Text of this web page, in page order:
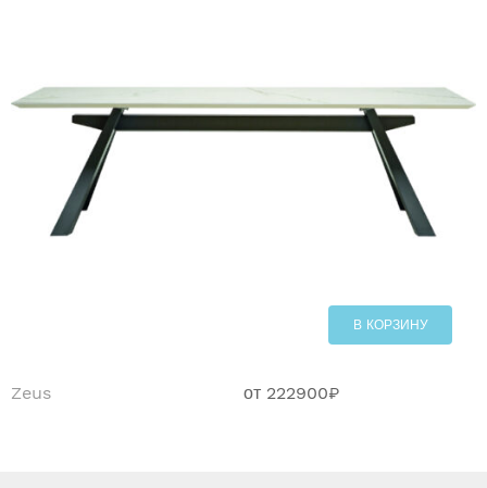
В КОРЗИНУ
Zeus от 222900₽